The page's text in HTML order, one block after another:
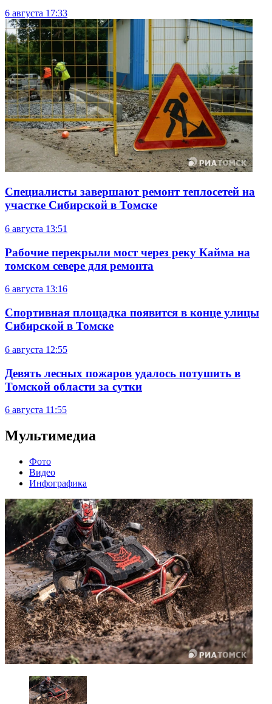
6 августа 17:33
Специалисты завершают ремонт теплосетей на
участке Сибирской в Томске
6 августа 13:51
Рабочие перекрыли мост через реку Кайма на
томском севере для ремонта
6 августа 13:16
Спортивная площадка появится в конце улицы
Сибирской в Томске
6 августа 12:55
Девять лесных пожаров удалось потушить в
Томской области за сутки
6 августа 11:55
Мультимедиа
Фото
Видео
Инфографика